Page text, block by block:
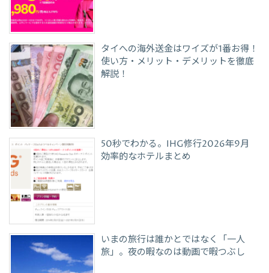
タイへの海外送金はワイズが1番お得！
使い方・メリット・デメリットを徹底
解説！
50秒でわかる。IHG修行2026年9月
効率的なホテルまとめ
いまの旅行は誰かとではなく「一人
旅」。夜の暇なのは動画で暇つぶし